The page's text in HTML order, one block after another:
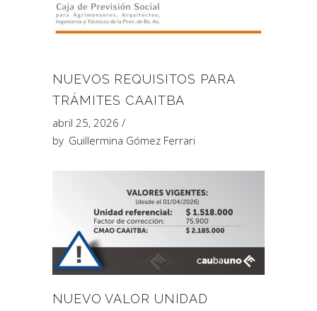
NUEVOS REQUISITOS PARA
TRÁMITES CAAITBA
abril 25, 2026
by Guillermina Gómez Ferrari
NUEVO VALOR UNIDAD